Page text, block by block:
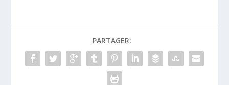
PARTAGER: